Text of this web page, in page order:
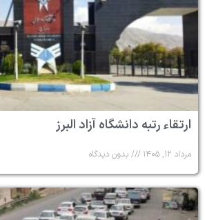
ارتقاء رتبه دانشگاه آزاد البرز
مرداد ۱۲, ۱۴۰۵ بدون دیدگاه